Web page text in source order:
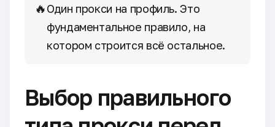
🔥Один прокси на профиль. Это
фундаментальное правило, на
котором строится всё остальное.
Выбор правильного